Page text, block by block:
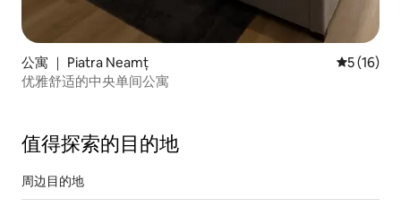
公寓 ｜ Piatra Neamț 平均评分
5 (16)
优雅舒适的中央单间公寓
值得探索的目的地
周边目的地